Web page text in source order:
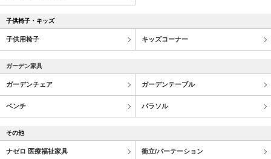
子供椅子・キッズ
子供用椅子 キッズコーナー
ガーデン家具
ガーデンチェア ガーデンテーブル
ベンチ パラソル
その他
ナゼロ 医療福祉家具 衝立/パーテーション